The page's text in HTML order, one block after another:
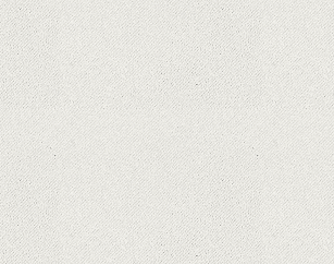
Fight
Zvon: aplicațiile Google nu se mai
pot instala pe terminalele Huawei
cu procesoare Kirin
Huawei P50 primeşte o posibilă
dată de lansare şi e mai curând